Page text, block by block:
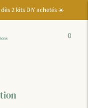
2 kits DIY achetés ☀️
0